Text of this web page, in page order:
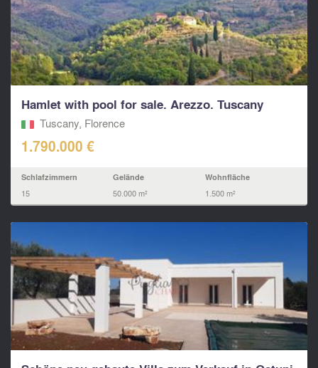
Hamlet with pool for sale. Arezzo. Tuscany
Tuscany, Florence
1.790.000 €
Schlafzimmern
15
Gelände
50.000 m²
Wohnfläche
1.500 m²